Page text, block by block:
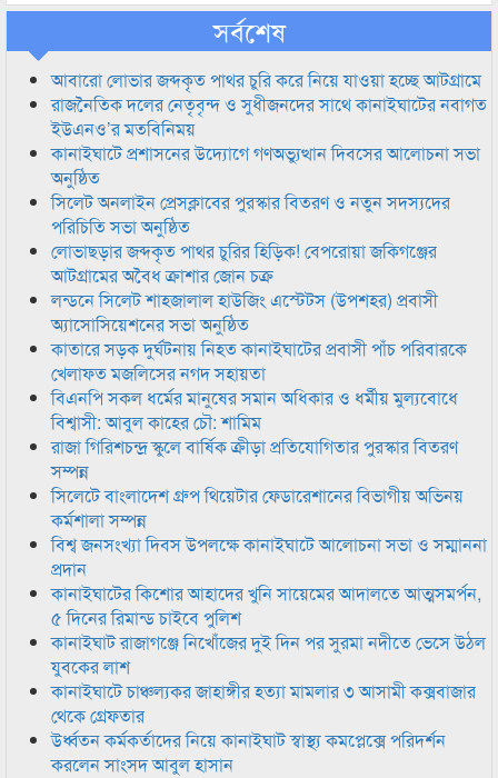
সর্বশেষ
আবারো লোভার জব্দকৃত পাথর চুরি করে নিয়ে যাওয়া হচ্ছে আটগ্রামে
রাজনৈতিক দলের নেতৃবৃন্দ ও সুধীজনদের সাথে কানাইঘাটের নবাগত
ইউএনও’র মতবিনিময়
কানাইঘাটে প্রশাসনের উদ্যোগে গণঅভ্যুত্থান দিবসের আলোচনা সভা
অনুষ্ঠিত
সিলেট অনলাইন প্রেসক্লাবের পুরস্কার বিতরণ ও নতুন সদস্যদের
পরিচিতি সভা অনুষ্ঠিত
লোভাছড়ার জব্দকৃত পাথর চুরির হিড়িক! বেপরোয়া জকিগঞ্জের
আটগ্রামের অবৈধ ক্রাশার জোন চক্র
লন্ডনে সিলেট শাহজালাল হাউজিং এস্টেটস (উপশহর) প্রবাসী
অ্যাসোসিয়েশনের সভা অনুষ্ঠিত
কাতারে সড়ক দুর্ঘটনায় নিহত কানাইঘাটের প্রবাসী পাঁচ পরিবারকে
খেলাফত মজলিসের নগদ সহায়তা
বিএনপি সকল ধর্মের মানুষের সমান অধিকার ও ধর্মীয় মুল্যবোধে
বিশ্বাসী: আবুল কাহের চৌ: শামিম
রাজা গিরিশচন্দ্র স্কুলে বার্ষিক ক্রীড়া প্রতিযোগিতার পুরস্কার বিতরণ
সম্পন্ন
সিলেটে বাংলাদেশ গ্রুপ থিয়েটার ফেডারেশানের বিভাগীয় অভিনয়
কর্মশালা সম্পন্ন
বিশ্ব জনসংখ্যা দিবস উপলক্ষে কানাইঘাটে আলোচনা সভা ও সম্মাননা
প্রদান
কানাইঘাটের কিশোর আহাদের খুনি সায়েমের আদালতে আত্মসমর্পন,
৫ দিনের রিমান্ড চাইবে পুলিশ
কানাইঘাট রাজাগঞ্জে নিখোঁজের দুই দিন পর সুরমা নদীতে ভেসে উঠল
যুবকের লাশ
কানাইঘাটে চাঞ্চল্যকর জাহাঙ্গীর হত্যা মামলার ৩ আসামী কক্সবাজার
থেকে গ্রেফতার
উর্ধ্বতন কর্মকর্তাদের নিয়ে কানাইঘাট স্বাস্থ্য কমপ্লেক্সে পরিদর্শন
করলেন সাংসদ আবুল হাসান